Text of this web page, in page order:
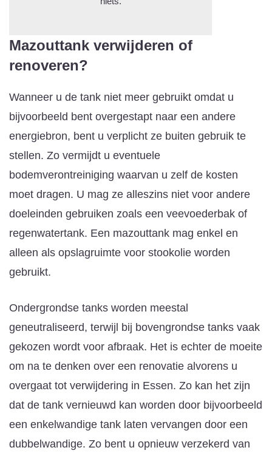
Mazouttank verwijderen of
renoveren?
Wanneer u de tank niet meer gebruikt omdat u
bijvoorbeeld bent overgestapt naar een andere
energiebron, bent u verplicht ze buiten gebruik te
stellen. Zo vermijdt u eventuele
bodemverontreiniging waarvan u zelf de kosten
moet dragen. U mag ze alleszins niet voor andere
doeleinden gebruiken zoals een veevoederbak of
regenwatertank. Een mazouttank mag enkel en
alleen als opslagruimte voor stookolie worden
gebruikt.
Ondergrondse tanks worden meestal
geneutraliseerd, terwijl bij bovengrondse tanks vaak
gekozen wordt voor afbraak. Het is echter de moeite
om na te denken over een renovatie alvorens u
overgaat tot verwijdering in Essen. Zo kan het zijn
dat de tank vernieuwd kan worden door bijvoorbeeld
een enkelwandige tank laten vervangen door een
dubbelwandige. Zo bent u opnieuw verzekerd van